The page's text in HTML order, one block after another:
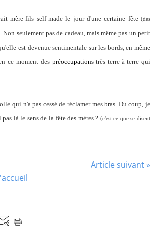
mère-fils self-made le jour d'une certaine fête (des
seulement pas de cadeau, mais même pas un petit
est devenue sentimentale sur les bords, en même
ce moment des préoccupations très terre-à-terre qui
qui n'a pas cessé de réclamer mes bras. Du coup, je
là le sens de la fête des mères ? (c'est ce que se disent
Article suivant »